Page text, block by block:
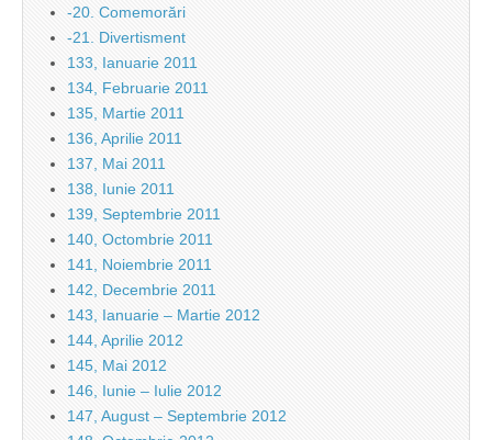
-20. Comemorări
-21. Divertisment
133, Ianuarie 2011
134, Februarie 2011
135, Martie 2011
136, Aprilie 2011
137, Mai 2011
138, Iunie 2011
139, Septembrie 2011
140, Octombrie 2011
141, Noiembrie 2011
142, Decembrie 2011
143, Ianuarie – Martie 2012
144, Aprilie 2012
145, Mai 2012
146, Iunie – Iulie 2012
147, August – Septembrie 2012